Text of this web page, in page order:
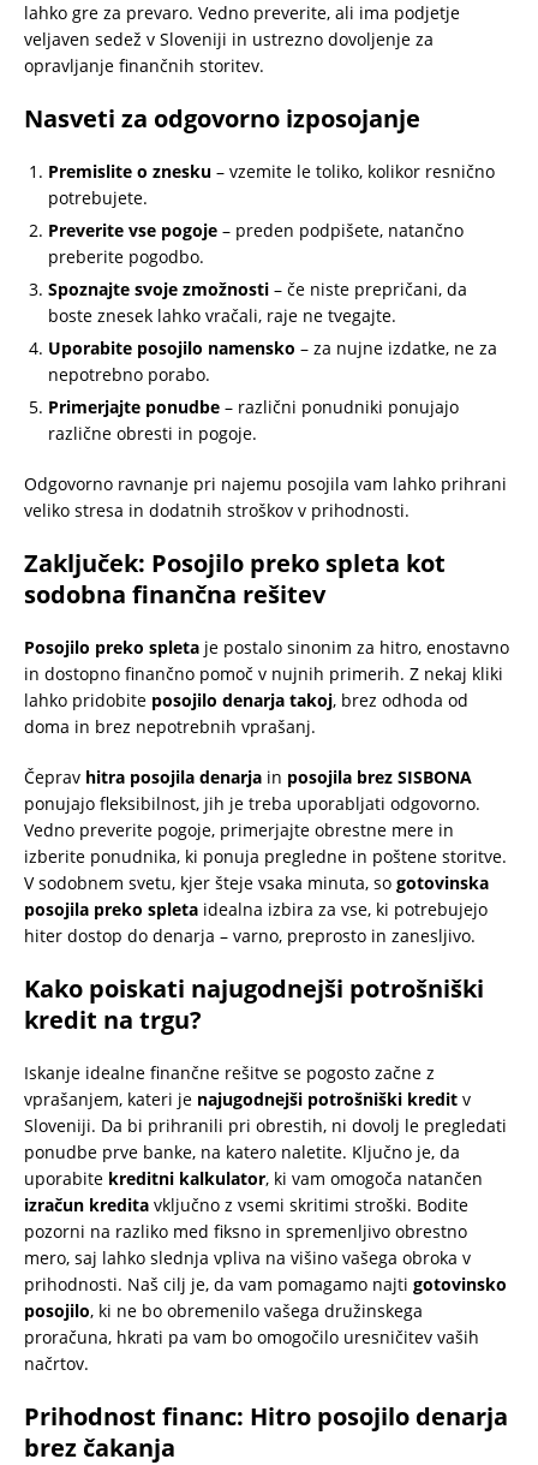
lahko gre za prevaro. Vedno preverite, ali ima podjetje
veljaven sedež v Sloveniji in ustrezno dovoljenje za
opravljanje finančnih storitev.
Nasveti za odgovorno izposojanje
Premislite o znesku – vzemite le toliko, kolikor resnično
potrebujete.
Preverite vse pogoje – preden podpišete, natančno
preberite pogodbo.
Spoznajte svoje zmožnosti – če niste prepričani, da
boste znesek lahko vračali, raje ne tvegajte.
Uporabite posojilo namensko – za nujne izdatke, ne za
nepotrebno porabo.
Primerjajte ponudbe – različni ponudniki ponujajo
različne obresti in pogoje.
Odgovorno ravnanje pri najemu posojila vam lahko prihrani
veliko stresa in dodatnih stroškov v prihodnosti.
Zaključek: Posojilo preko spleta kot
sodobna finančna rešitev
Posojilo preko spleta je postalo sinonim za hitro, enostavno
in dostopno finančno pomoč v nujnih primerih. Z nekaj kliki
lahko pridobite posojilo denarja takoj, brez odhoda od
doma in brez nepotrebnih vprašanj.
Čeprav hitra posojila denarja in posojila brez SISBONA
ponujajo fleksibilnost, jih je treba uporabljati odgovorno.
Vedno preverite pogoje, primerjajte obrestne mere in
izberite ponudnika, ki ponuja pregledne in poštene storitve.
V sodobnem svetu, kjer šteje vsaka minuta, so gotovinska
posojila preko spleta idealna izbira za vse, ki potrebujejo
hiter dostop do denarja – varno, preprosto in zanesljivo.
Kako poiskati najugodnejši potrošniški
kredit na trgu?
Iskanje idealne finančne rešitve se pogosto začne z
vprašanjem, kateri je najugodnejši potrošniški kredit v
Sloveniji. Da bi prihranili pri obrestih, ni dovolj le pregledati
ponudbe prve banke, na katero naletite. Ključno je, da
uporabite kreditni kalkulator, ki vam omogoča natančen
izračun kredita vključno z vsemi skritimi stroški. Bodite
pozorni na razliko med fiksno in spremenljivo obrestno
mero, saj lahko slednja vpliva na višino vašega obroka v
prihodnosti. Naš cilj je, da vam pomagamo najti gotovinsko
posojilo, ki ne bo obremenilo vašega družinskega
proračuna, hkrati pa vam bo omogočilo uresničitev vaših
načrtov.
Prihodnost financ: Hitro posojilo denarja
brez čakanja